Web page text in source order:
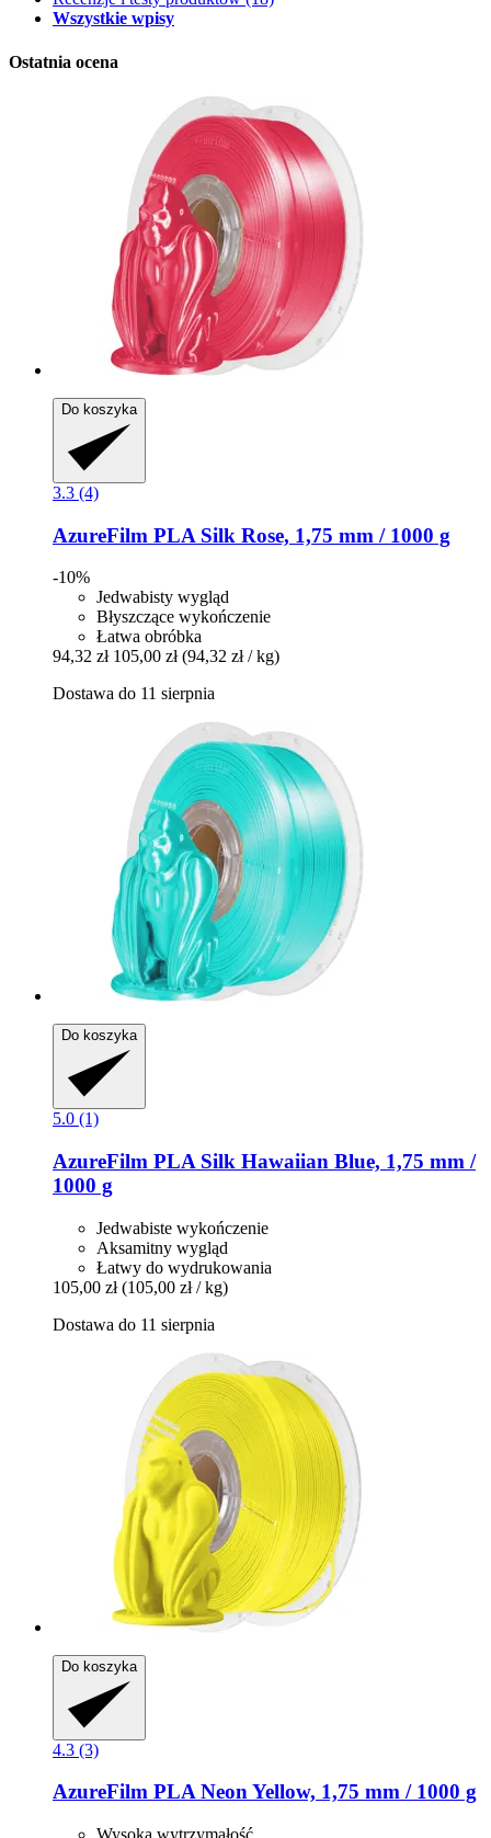
Wszystkie wpisy
Ostatnia ocena
Do koszyka
3.3 (4)
AzureFilm PLA Silk Rose, 1,75 mm / 1000 g
-10%
Jedwabisty wygląd
Błyszczące wykończenie
Łatwa obróbka
94,32 zł 105,00 zł (94,32 zł / kg)
Dostawa do 11 sierpnia
Do koszyka
5.0 (1)
AzureFilm PLA Silk Hawaiian Blue, 1,75 mm /
1000 g
Jedwabiste wykończenie
Aksamitny wygląd
Łatwy do wydrukowania
105,00 zł (105,00 zł / kg)
Dostawa do 11 sierpnia
Do koszyka
4.3 (3)
AzureFilm PLA Neon Yellow, 1,75 mm / 1000 g